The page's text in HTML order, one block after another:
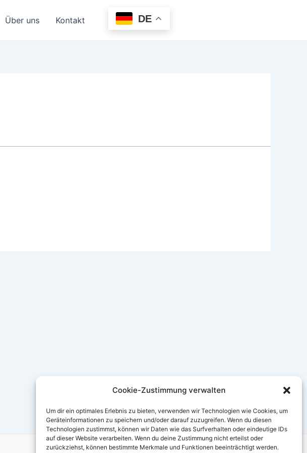
Cookie-Zustimmung verwalten
Um dir ein optimales Erlebnis zu bieten, verwenden wir Technologien wie Cookies, um
Geräteinformationen zu speichern und/oder darauf zuzugreifen. Wenn du diesen
Technologien zustimmst, können wir Daten wie das Surfverhalten oder eindeutige IDs
auf dieser Website verarbeiten. Wenn du deine Zustimmung nicht erteilst oder
zurückziehst, können bestimmte Merkmale und Funktionen beeinträchtigt werden.
Über uns Kontakt DE